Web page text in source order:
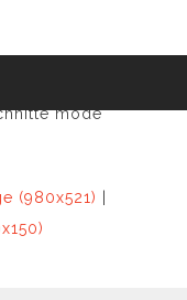
(980x521)